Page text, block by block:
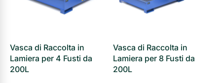
Vasca di Raccolta in
Lamiera per 4 Fusti da
200L
Vasca di Raccolta in
Lamiera per 8 Fusti da
200L